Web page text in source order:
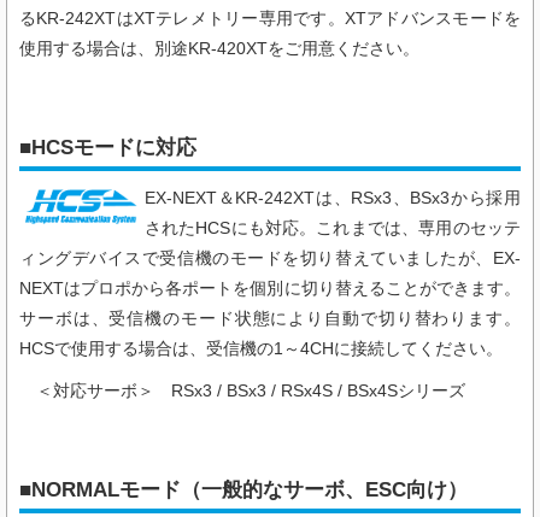
るKR-242XTはXTテレメトリー専用です。XTアドバンスモードを
使用する場合は、別途KR-420XTをご用意ください。
■HCSモードに対応
EX-NEXT＆KR-242XTは、RSx3、BSx3から採用
されたHCSにも対応。これまでは、専用のセッテ
ィングデバイスで受信機のモードを切り替えていましたが、EX-
NEXTはプロポから各ポートを個別に切り替えることができます。
サーボは、受信機のモード状態により自動で切り替わります。
HCSで使用する場合は、受信機の1～4CHに接続してください。
＜対応サーボ＞ RSx3 / BSx3 / RSx4S / BSx4Sシリーズ
■NORMALモード（一般的なサーボ、ESC向け）